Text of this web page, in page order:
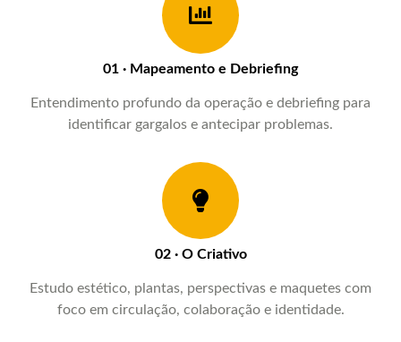
01 · Mapeamento e Debriefing
Entendimento profundo da operação e debriefing para
identificar gargalos e antecipar problemas.
02 · O Criativo
Estudo estético, plantas, perspectivas e maquetes com
foco em circulação, colaboração e identidade.